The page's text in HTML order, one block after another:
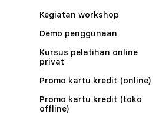
Kegiatan workshop
Demo penggunaan
Kursus pelatihan online
privat
Promo kartu kredit (online)
Promo kartu kredit (toko
offline)